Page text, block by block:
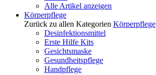
Alle Artikel anzeigen
Körperpflege
Zurück zu allen Kategorien Körperpflege
Desinfektionsmittel
Erste Hilfe Kits
Gesichtsmaske
Gesundheitspflege
Handpflege